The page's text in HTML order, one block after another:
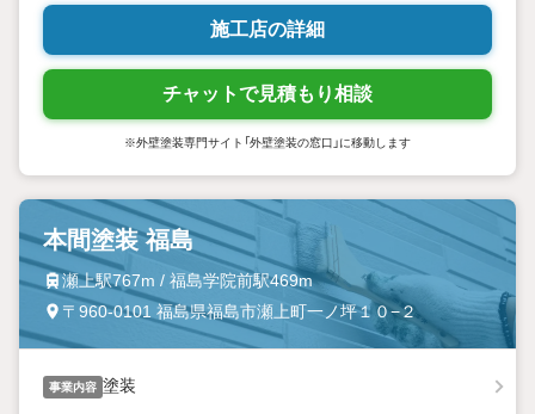
施工店の詳細
チャットで見積もり相談
※外壁塗装専門サイト「外壁塗装の窓口」に移動します
本間塗装 福島
瀬上駅767m / 福島学院前駅469m
〒960-0101 福島県福島市瀬上町一ノ坪１０−２
事業内容 塗装